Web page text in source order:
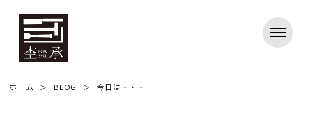
ホーム BLOG 今日は・・・